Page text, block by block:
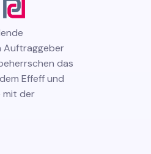
Auftraggeber
das
Effeff und
mit der